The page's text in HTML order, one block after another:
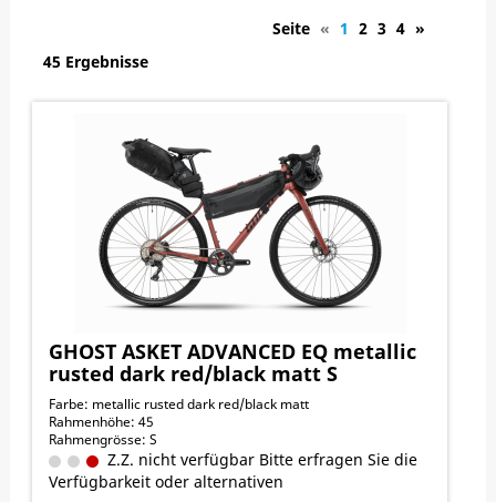
Seite « 1 2 3 4 »
45 Ergebnisse
GHOST ASKET ADVANCED EQ metallic
rusted dark red/black matt S
Farbe: metallic rusted dark red/black matt
Rahmenhöhe: 45
Rahmengrösse: S
Z.Z. nicht verfügbar Bitte erfragen Sie die
Verfügbarkeit oder alternativen